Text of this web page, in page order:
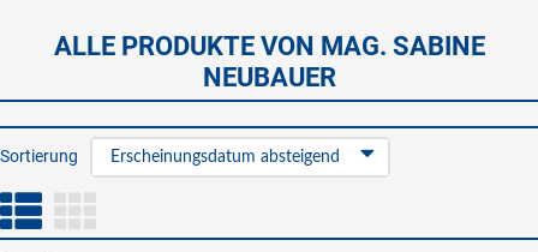
ALLE PRODUKTE VON MAG. SABINE
NEUBAUER
Sortierung Erscheinungsdatum absteigend